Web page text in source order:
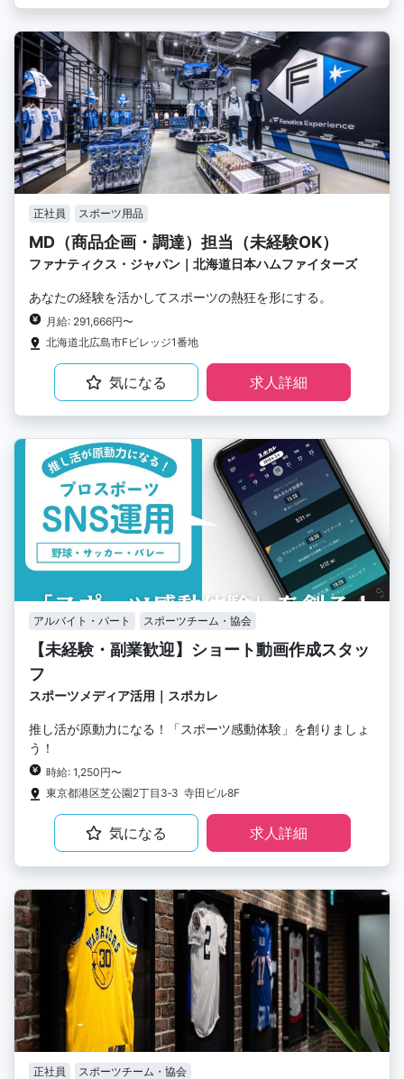
正社員 スポーツ用品
MD（商品企画・調達）担当（未経験OK）
ファナティクス・ジャパン｜北海道日本ハムファイターズ
あなたの経験を活かしてスポーツの熱狂を形にする。
月給: 291,666円〜
北海道北広島市Fビレッジ1番地
気になる 求人詳細
アルバイト・パート スポーツチーム・協会
【未経験・副業歓迎】ショート動画作成スタッ
フ
スポーツメディア活用｜スポカレ
推し活が原動力になる！「スポーツ感動体験」を創りましょ
う！
時給: 1,250円〜
東京都港区芝公園2丁目3‐3 寺田ビル8F
気になる 求人詳細
正社員 スポーツチーム・協会